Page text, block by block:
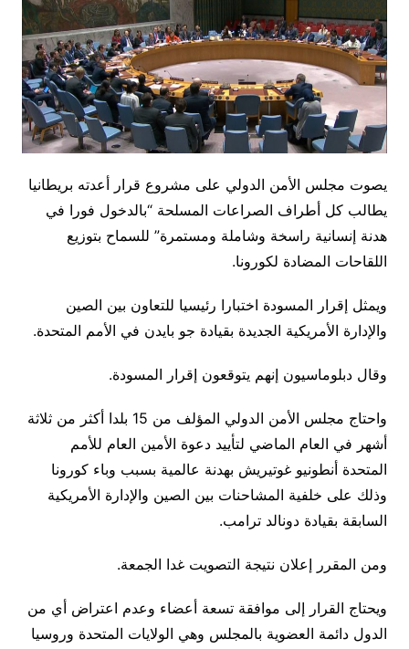
يصوت مجلس الأمن الدولي على مشروع قرار أعدته بريطانيا
يطالب كل أطراف الصراعات المسلحة “بالدخول فورا في
هدنة إنسانية راسخة وشاملة ومستمرة” للسماح بتوزيع
اللقاحات المضادة لكورونا.
ويمثل إقرار المسودة اختبارا رئيسيا للتعاون بين الصين
والإدارة الأمريكية الجديدة بقيادة جو بايدن في الأمم المتحدة.
وقال دبلوماسيون إنهم يتوقعون إقرار المسودة.
واحتاج مجلس الأمن الدولي المؤلف من 15 بلدا أكثر من ثلاثة
أشهر في العام الماضي لتأييد دعوة الأمين العام للأمم
المتحدة أنطونيو غوتيريش بهدنة عالمية بسبب وباء كورونا
وذلك على خلفية المشاحنات بين الصين والإدارة الأمريكية
السابقة بقيادة دونالد ترامب.
ومن المقرر إعلان نتيجة التصويت غدا الجمعة.
ويحتاج القرار إلى موافقة تسعة أعضاء وعدم اعتراض أي من
الدول دائمة العضوية بالمجلس وهي الولايات المتحدة وروسيا